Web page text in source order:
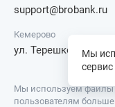
support@brobank.ru
Кемерово
ул. Терешковой, 18А
Мы используем файлы
пользователям
Мы
сервис